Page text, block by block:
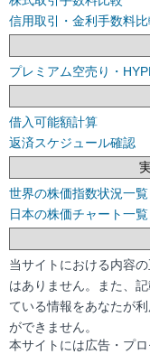
信用取引・金利手数料比
プレミアム空売り・
借入可能額計算
返済スケジュール確認
世界の株価指数状況一覧
日本の株価チャート一覧
当サイトにおける内容
はありません。また、
ている情報をあなたが
ができません。
本サイトには広告・プ